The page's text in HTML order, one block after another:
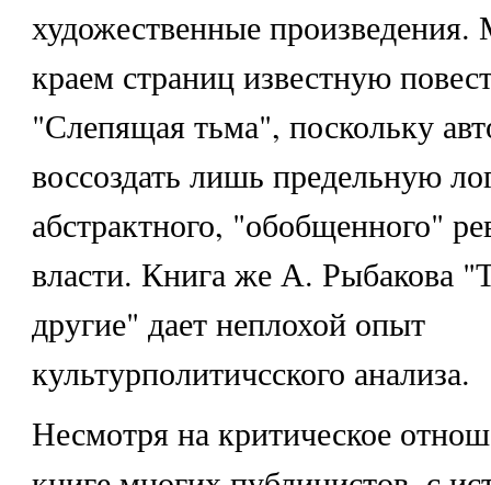
художественные
краем страниц известную
"Слепящая тьма", поскольку
воссоздать лишь предельную
абстрактного, "обобщенного"
власти. Книга же А. Рыбакова
другие" дает неплохой опыт
культурполитичсского анализа.
Несмотря на критическое